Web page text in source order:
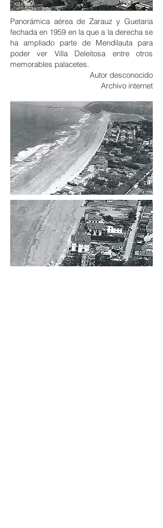
Panorámica aérea de Zarauz y Guetaria
fechada en 1959 en la que a la derecha se
ha ampliado parte de Mendilauta para
poder ver Villa Deleitosa entre otros
memorables palacetes.
Autor desconocido
Archivo internet